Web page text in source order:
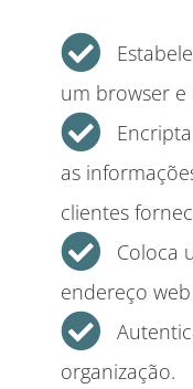
um browser e
as
clientes
Coloca
endereço
organização.